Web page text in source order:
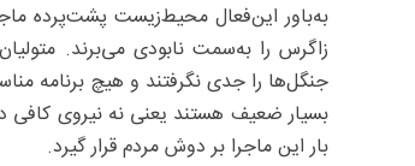
به‌باور این‌فعال محیط‌زیست پشت‌پرده
زاگرس را به‌سمت نابودی می‌برند.
جنگل‌ها را جدی نگرفتند و هیچ برنامه
بسیار ضعیف هستند یعنی نه نیروی کافی
بار این ماجرا بر دوش مردم قرار گیرد.